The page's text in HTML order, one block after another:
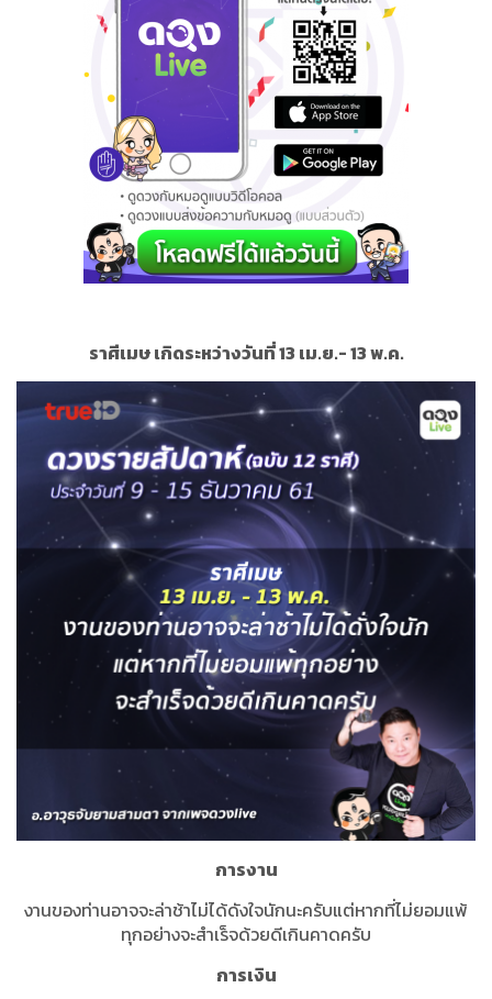
ราศีเมษ เกิดระหว่างวันที่ 13 เม.ย.- 13 พ.ค.
การงาน
งานของท่านอาจจะล่าช้าไม่ได้ดังใจนักนะครับแต่หากที่ไม่ยอมแพ้
ทุกอย่างจะสำเร็จด้วยดีเกินคาดครับ
การเงิน